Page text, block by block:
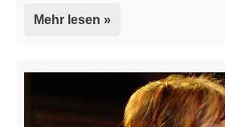
Mehr lesen »